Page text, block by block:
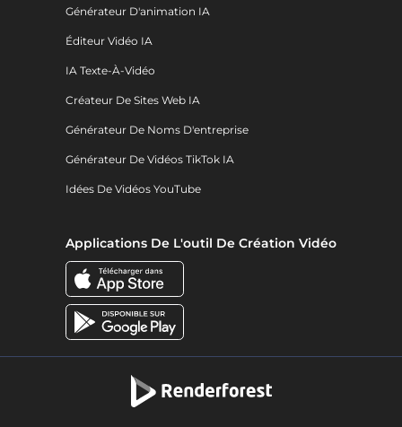
Générateur D'animation IA
Éditeur Vidéo IA
IA Texte-À-Vidéo
Créateur De Sites Web IA
Générateur De Noms D'entreprise
Générateur De Vidéos TikTok IA
Idées De Vidéos YouTube
Applications De L'outil De Création Vidéo